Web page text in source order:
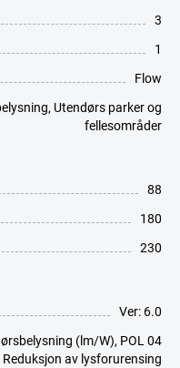
3
1
Flow
, Utendørs parker og
fellesområder
88
180
230
Ver: 6.0
(lm/W), POL 04
Reduksjon av lysforurensing